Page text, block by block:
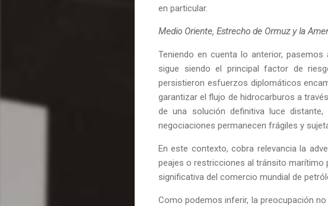
en particular.
Medio Oriente, Estrecho de Ormuz y la
Teniendo en cuenta lo anterior,
sigue siendo el principal factor de
persistieron esfuerzos diplomáticos
garantizar el flujo de hidrocarburos a
de una solución definitiva luce
negociaciones permanecen frágiles y
En este contexto, cobra relevancia la
peajes o restricciones al tránsito marítimo
significativa del comercio mundial de
Como podemos inferir, la preocupación